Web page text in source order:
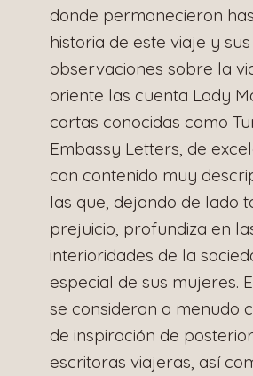
donde permanecieron
historia de este viaje y sus
observaciones sobre la
oriente las cuenta Lady
cartas conocidas como
Embassy Letters, de
con contenido muy
las que, dejando de lado
prejuicio, profundiza en
interioridades de la
especial de sus mujeres.
se consideran a menudo
de inspiración de
escritoras viajeras, así